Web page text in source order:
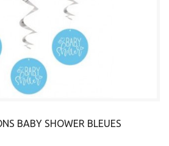
BABY SHOWER BLEUES